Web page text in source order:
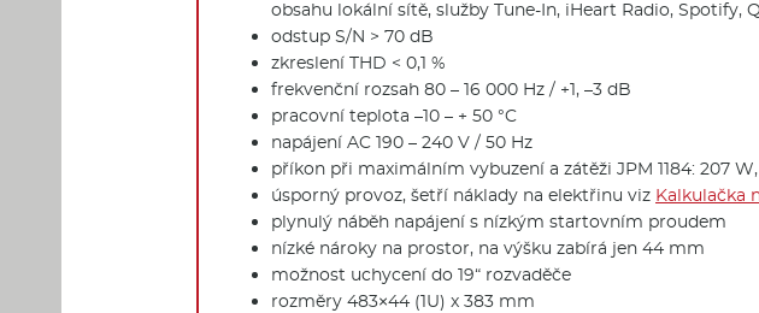
obsahu lokální sítě, služby Tune-In, iHeart Radio, Spotify,
odstup S/N > 70 dB
zkreslení THD < 0,1 %
frekvenční rozsah 80 – 16 000 Hz / +1, –3 dB
pracovní teplota –10 – + 50 °C
napájení AC 190 – 240 V / 50 Hz
příkon při maximálním vybuzení a zátěži JPM 1184: 207 W,
úsporný provoz, šetří náklady na elektřinu viz Kalkulačka
plynulý náběh napájení s nízkým startovním proudem
nízké nároky na prostor, na výšku zabírá jen 44 mm
možnost uchycení do 19“ rozvaděče
rozměry 483×44 (1U) x 383 mm